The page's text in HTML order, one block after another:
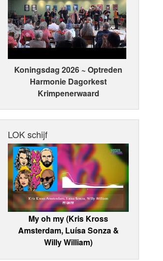
Koningsdag 2026 ~ Optreden
Harmonie Dagorkest
Krimpenerwaard
LOK schijf
My oh my (Kris Kross
Amsterdam, Luísa Sonza &
Willy William)